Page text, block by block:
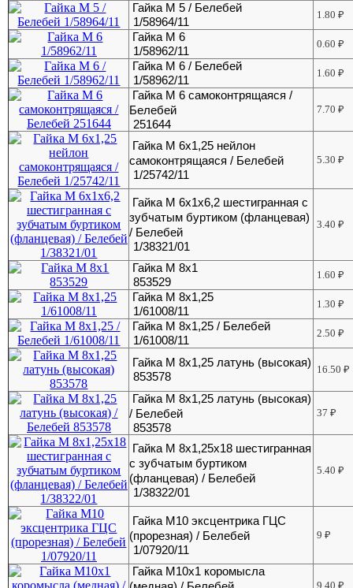
Гайка М 5 / Белебей
1/58964/11
1.80₽
Гайка М 6
1/58962/11
0.60₽
Гайка М 6 / Белебей
1/58962/11
1.60₽
Гайка М 6 самоконтрящаяся /
Белебей
251644
7.70₽
Гайка М 6х1,25 нейлон
самоконтрящаяся / Белебей
1/25742/11
5.30₽
Гайка М 6х1х6,2 шестигранная с
зубчатым буртиком (фланцевая)
/ Белебей
1/38321/01
3.40₽
Гайка М 8х1
853529
1.60₽
Гайка М 8х1,25
1/61008/11
1.30₽
Гайка М 8х1,25 / Белебей
1/61008/11
2.50₽
Гайка М 8х1,25 латунь (высокая)
853578
16.50₽
Гайка М 8х1,25 латунь (высокая)
/ Белебей
853578
37₽
Гайка М 8х1,25х18 шестигранная
с зубчатым буртиком
(фланцевая) / Белебей
1/38322/01
5.40₽
Гайка М10 эксцентрика ГЦС
(прорезная) / Белебей
1/07920/11
9₽
Гайка М10х1 коромысла
9.40₽